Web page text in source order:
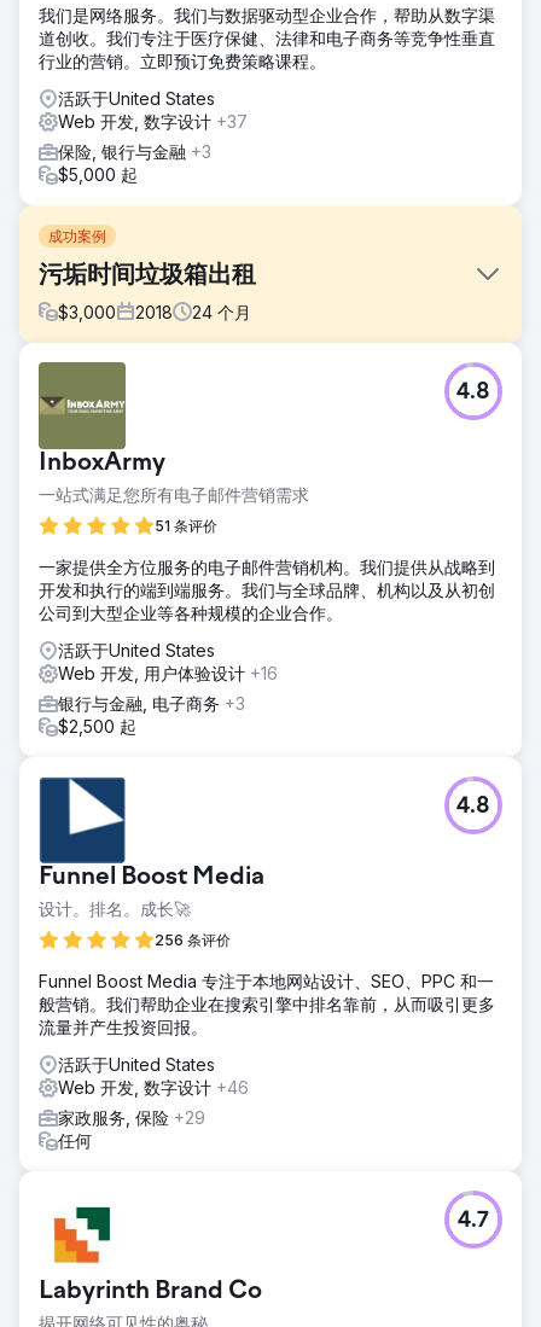
我们是网络服务。我们与数据驱动型企业合作，帮助从数字渠
道创收。我们专注于医疗保健、法律和电子商务等竞争性垂直
行业的营销。立即预订免费策略课程。
活跃于United States
Web 开发, 数字设计 +37
保险, 银行与金融 +3
$5,000 起
成功案例
污垢时间垃圾箱出租
$3,000 2018 24 个月
Grime Time 向我们提供了一个有问题的域名，该域名已被英
国一家清洁公司使用，其中包含许多不良链接。奥斯汀的垃圾
箱租赁市场竞争非常激烈，大多数公司都在积极建立联系。
审核了网站并改进了加载时间、网站架构、内容、转换元素和
移动体验。然后，我们开展了一项外展活动，以获取有关家居
结果
Grime Time 显着提高了奥斯汀及周边市场的地图和有机排
了 600%。
前往营销公司页面
InboxArmy
一站式满足您所有电子邮件营销需求
51 条评价
4.8
一家提供全方位服务的电子邮件营销机构。我们提供从战略到
开发和执行的端到端服务。我们与全球品牌、机构以及从初创
公司到大型企业等各种规模的企业合作。
活跃于United States
Web 开发, 用户体验设计 +16
银行与金融, 电子商务 +3
$2,500 起
Funnel Boost Media
设计。排名。成长🚀
256 条评价
4.8
Funnel Boost Media 专注于本地网站设计、SEO、PPC 和一
般营销。我们帮助企业在搜索引擎中排名靠前，从而吸引更多
流量并产生投资回报。
活跃于United States
Web 开发, 数字设计 +46
家政服务, 保险 +29
任何
Labyrinth Brand Co
揭开网络可见性的奥秘
4.7